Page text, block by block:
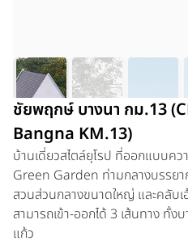
ชัยพฤกษ์ บางนา กม.13
Bangna KM.13)
บ้านเดี่ยวสไตล์ยุโรป ที่ออกแบบค
Green Garden ท่ามกลางบรรยา
สวนส่วนกลางขนาดใหญ่ และคลับ
สามารถเข้า-ออกได้ 3 เส้นทาง ทั้ง
แก้ว